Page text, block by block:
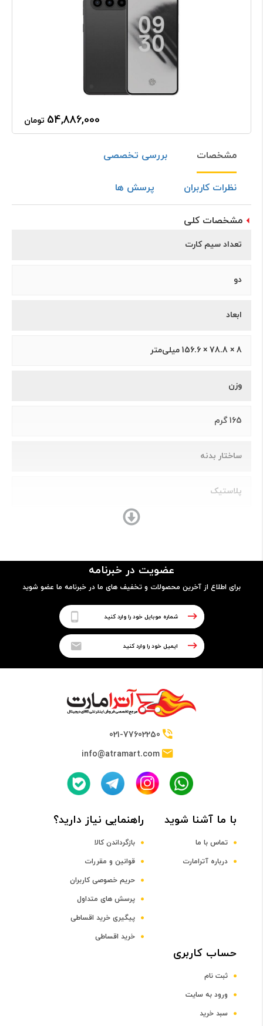
54,886,000 تومان
مشخصات بررسی تخصصی
نظرات کاربران پرسش ها
مشخصات کلی
تعداد سیم کارت
دو
ابعاد
8 × 78.8 × 156.6 میلی‌متر
وزن
165 گرم
ساختار بدنه
پلاستیک
32 بیتی
Qualcomm MSM8928 Snapdragon 400 Chipset
فرکانس پردازنده مرکزی
Adreno 305
دارد
صفحه نمایش لمسی
عضویت در خبرنامه
برای اطلاع از آخرین محصولات و تخفیف های ما در خبرنامه ما عضو شوید
021-77602250
info@atramart.com
با ما آشنا شوید
تماس با ما
درباره آترامارت
راهنمایی نیاز دارید؟
بازگرداندن کالا
قوانین و مقررات
حریم خصوصی کاربران
پرسش های متداول
پیگیری خرید اقساطی
خرید اقساطی
حساب کاربری
ثبت نام
ورود به سایت
سبد خرید